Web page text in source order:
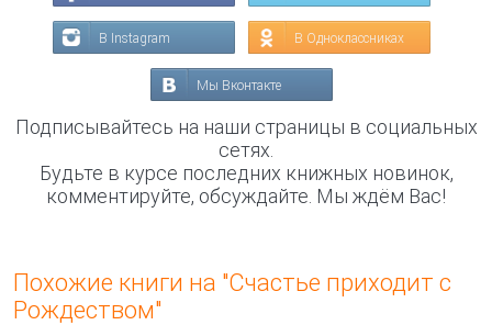
В Instagram В Одноклассниках
Мы Вконтакте
Подписывайтесь на наши страницы в социальных
сетях.
Будьте в курсе последних книжных новинок,
комментируйте, обсуждайте. Мы ждём Вас!
Похожие книги на "Счастье приходит с
Рождеством"